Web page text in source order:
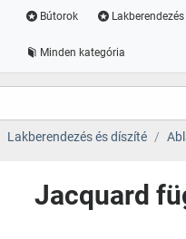
Bútorok
Minden kategória
Lakberendezés és díszíté
Jacquard